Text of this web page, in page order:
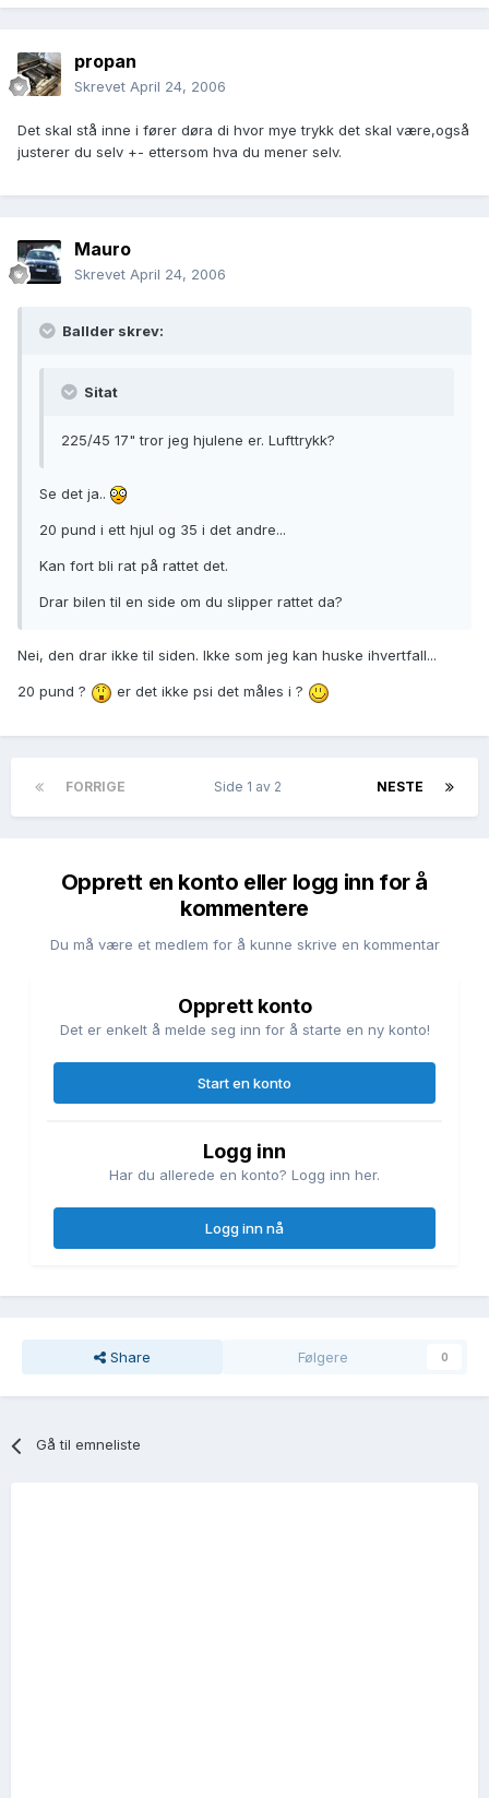
propan
Skrevet April 24, 2006
Det skal stå inne i fører døra di hvor mye trykk det skal være,også
justerer du selv +- ettersom hva du mener selv.
Mauro
Skrevet April 24, 2006
Ballder skrev:
Sitat
225/45 17" tror jeg hjulene er. Lufttrykk?
Se det ja..
20 pund i ett hjul og 35 i det andre...
Kan fort bli rat på rattet det.
Drar bilen til en side om du slipper rattet da?
Nei, den drar ikke til siden. Ikke som jeg kan huske ihvertfall...
20 pund ? er det ikke psi det måles i ?
FORRIGE NESTE
Side 1 av 2
Opprett en konto eller logg inn for å
kommentere
Du må være et medlem for å kunne skrive en kommentar
Opprett konto
Det er enkelt å melde seg inn for å starte en ny konto!
Start en konto
Logg inn
Har du allerede en konto? Logg inn her.
Logg inn nå
Share Følgere 0
Gå til emneliste